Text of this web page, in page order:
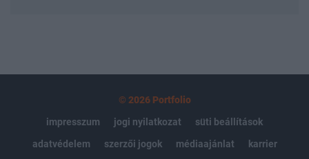
© 2026 Portfolio
impresszum
jogi nyilatkozat
süti beállítások
adatvédelem
szerzői jogok médiaajánlat
karrier